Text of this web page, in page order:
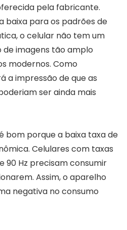
pela fabricante.
baixa para os padrões de
o celular não tem um
imagens tão amplo
modernos. Como
a impressão de que as
ser ainda mais
bom porque a baixa taxa de
Celulares com taxas
90 Hz precisam consumir
Assim, o aparelho
negativa no consumo